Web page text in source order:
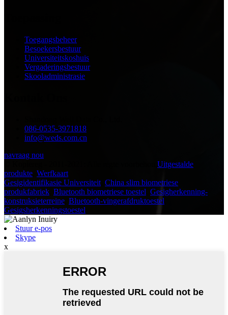
Toegangsbeheer
Besoekersbestuur
Universiteitskoshuis
Vergaderingsbestuur
Skooladministrasie
086-0535-3971818
info@weds.com.cn
navraag nou
Uitgestalde
produkte Werfkaart
Gesigidentifikasie Universiteit China slim biometriese
produkfabriek Bluetooth biometriese toestel Gesigherkenning-
konstruksieterreine Bluetooth-vingerafdruktoestel
Gesigsherkenningstoestel
Stuur e-pos
Skype
x